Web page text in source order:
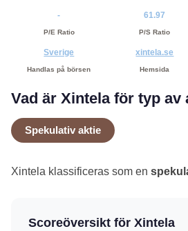
-
P/E Ratio
61.97
P/S Ratio
Sverige
Handlas på börsen
xintela.se
Hemsida
Vad är Xintela för typ av
Spekulativ aktie
Xintela klassificeras som en
Scoreöversikt för Xintela